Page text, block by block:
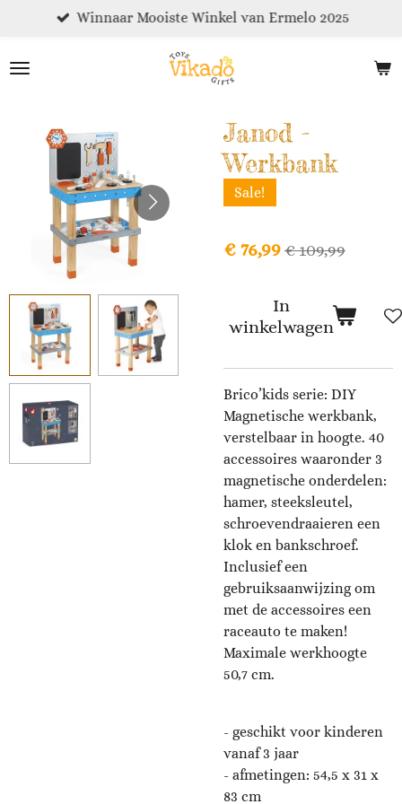
naar
Winnaar Mooiste Winkel van Ermelo 2025
Janod -
Werkbank
Sale!
€ 76,99€ 109,99
In
winkelwagen
Brico’kids serie: DIY
Magnetische werkbank,
verstelbaar in hoogte. 40
accessoires waaronder 3
magnetische onderdelen:
hamer, steeksleutel,
schroevendraaieren een
klok en bankschroef.
Inclusief een
gebruiksaanwijzing om
met de accessoires een
raceauto te maken!
Maximale werkhoogte
50,7 cm.
- geschikt voor kinderen
vanaf 3 jaar
- afmetingen: 54,5 x 31 x
83 cm